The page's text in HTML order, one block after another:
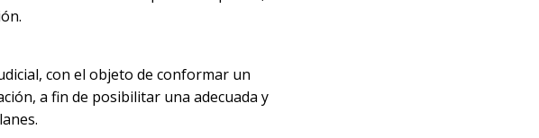
con el objeto de conformar un
a fin de posibilitar una adecuada y